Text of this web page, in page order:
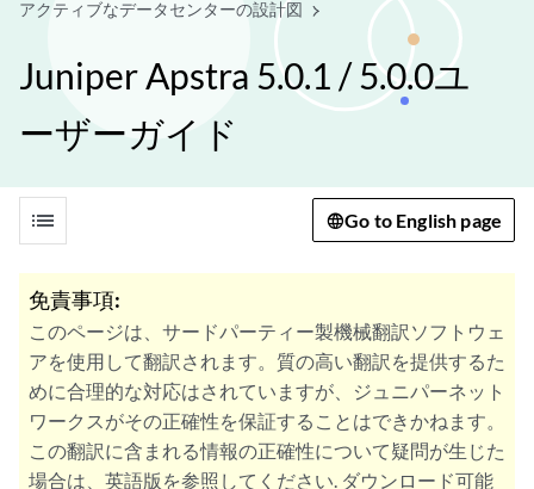
アクティブなデータセンターの設計図
Juniper Apstra 5.0.1 / 5.0.0ユ
ーザーガイド
list Go to English page
免責事項:
このページは、サードパーティー製機械翻訳ソフトウェ
アを使用して翻訳されます。質の高い翻訳を提供するた
めに合理的な対応はされていますが、ジュニパーネット
ワークスがその正確性を保証することはできかねます。
この翻訳に含まれる情報の正確性について疑問が生じた
場合は、英語版を参照してください. ダウンロード可能